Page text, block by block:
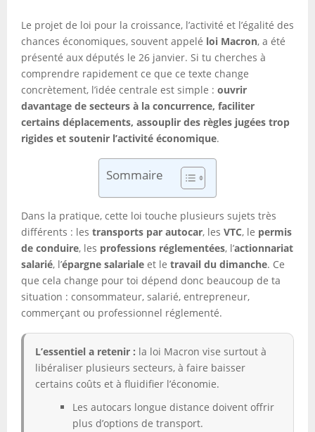
Le projet de loi pour la croissance, l’activité et l’égalité des
chances économiques, souvent appelé loi Macron, a été
présenté aux députés le 26 janvier. Si tu cherches à
comprendre rapidement ce que ce texte change
concrètement, l’idée centrale est simple : ouvrir
davantage de secteurs à la concurrence, faciliter
certains déplacements, assouplir des règles jugées trop
rigides et soutenir l’activité économique.
Sommaire
Dans la pratique, cette loi touche plusieurs sujets très
différents : les transports par autocar, les VTC, le permis
de conduire, les professions réglementées, l’actionnariat
salarié, l’épargne salariale et le travail du dimanche. Ce
que cela change pour toi dépend donc beaucoup de ta
situation : consommateur, salarié, entrepreneur,
commerçant ou professionnel réglementé.
L’essentiel a retenir : la loi Macron vise surtout à
libéraliser plusieurs secteurs, à faire baisser
certains coûts et à fluidifier l’économie.
Les autocars longue distance doivent offrir
plus d’options de transport.